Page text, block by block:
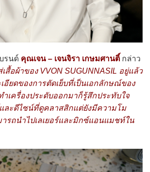
รนด์ คุณเจน – เจนจิรา เกษมศานติ์ กล่าว
สื้อผ้าของ VVON SUGUNNASIL อยู่แล้ว
อียดของการตัดเย็บที่เป็นเอกลักษณ์ของ
เครื่องประดับออกมาก็รู้สึกประทับใจ
ละดีไซน์ที่ดูคลาสสิกแต่ยังมีความโม
ารถนำไปเลเยอร์และมิกซ์แอนแมชท์ใน